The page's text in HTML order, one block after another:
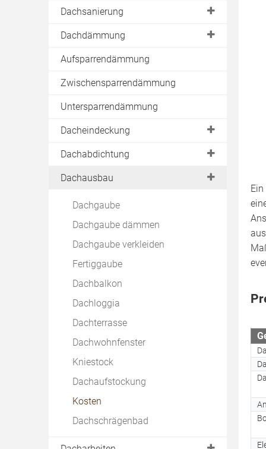
Dachsanierung
Dachstuhl
Pfetten
Kosten
Dachkonstruktion
Dachhaut
Dachreparatur
Energetische Sanierung
Dachbelichtung
Dachdämmung
Dach dämmen
EnEV Vorgaben
Aufsparrendämmung
Zwischensparrdämmung
Untersparrendämmung
Dämmstoffe
Kosten
Altbau
Test & Vergleich
Aufsparrendämmung
Zwischensparrendämmung
Untersparrendämmung
Dacheindeckung
Dach decken
Dachbeschichtung
Dachfarbe
beim Ziegeldach
beim Metalldach
beim Schieferdach
Dachsteine
Reetdach
Kosten
Dachabdichtung
Flachdachabdichtung
Dachausbau
Dachgaube
Dachgaube dämmen
Dachgaube verkleiden
Fertiggaube
Dachbalkon
Dachloggia
Dachterrasse
Dachwohnfenster
Kniestock
Dachaufstockung
Kosten
Dachschrägenbad